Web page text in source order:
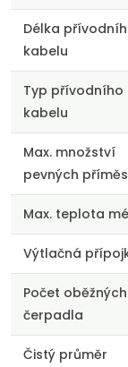
Délka
kabelu
Typ přívodního
kabelu
Max. množství
pevných
Max. teplota
Výtlačná
Počet
čerpadla
Čistý průměr